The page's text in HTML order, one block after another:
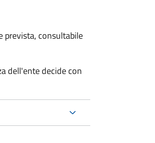
prevista, consultabile
dell'ente decide con